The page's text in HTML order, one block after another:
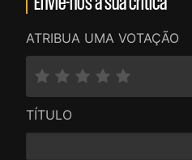
ATRIBUA UMA VOTAÇÃO
TÍTULO